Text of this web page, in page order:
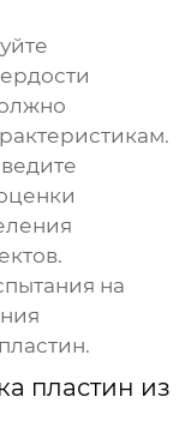
на
пластин.
пластин из